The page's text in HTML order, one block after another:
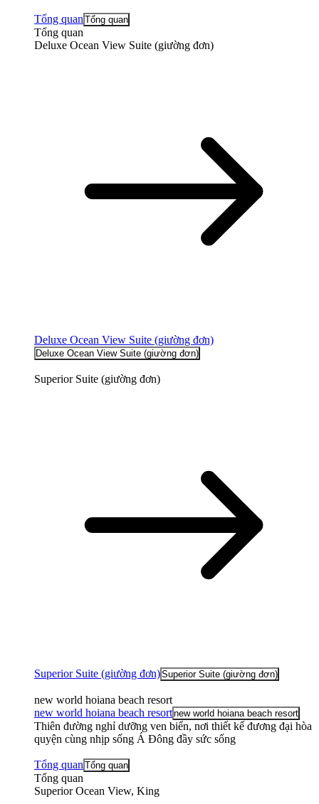
Tổng quan Tổng quan
Tổng quan
Deluxe Ocean View Suite (giường đơn)
Deluxe Ocean View Suite (giường đơn)
Deluxe Ocean View Suite (giường đơn)
Superior Suite (giường đơn)
Superior Suite (giường đơn)Superior Suite (giường đơn)
new world hoiana beach resort
new world hoiana beach resortnew world hoiana beach resort
Thiên đường nghỉ dưỡng ven biển, nơi thiết kế đương đại hòa
quyện cùng nhịp sống Á Đông đầy sức sống
Tổng quan Tổng quan
Tổng quan
Superior Ocean View, King